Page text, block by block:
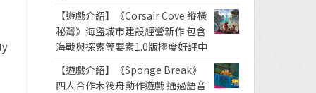
【遊戲介紹】《Corsair Cove 縱橫
秘灣》海盜城市建設經營新作 包含
海戰與探索等要素1.0版極度好評中
【遊戲介紹】《Sponge Break》
四人合作木筏舟動作遊戲 通過語音